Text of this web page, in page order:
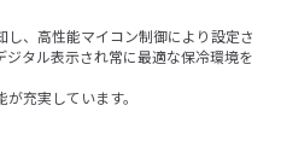
、高性能マイコン制御により設定さ
タル表示され常に最適な保冷環境を
充実しています。